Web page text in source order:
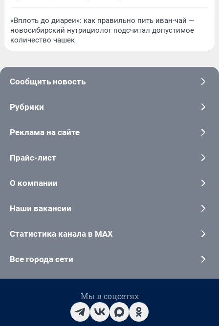
«Вплоть до диареи»: как правильно пить иван-чай —
новосибирский нутрициолог подсчитал допустимое
количество чашек
Сообщить новость
Рубрики
Реклама на сайте
Прайс-лист
О компании
Наши вакансии
Статистика канала в MAX
Все города сети
Мы в соцсетях